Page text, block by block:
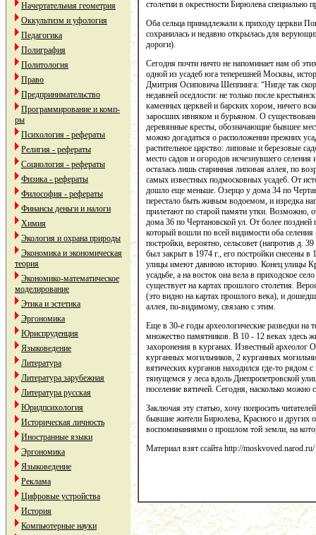
Начертательная геометрия
Оккультизм и уфология
Педагогика
Полиграфия
Политология
Право
Предпринимательство
Программирование и комп-
ры
Психология - рефераты
Религия - рефераты
Социология - рефераты
Физика - рефераты
Философия - рефераты
Финансы деньги и налоги
Химия
Экология и охрана природы
Экономика и экономическая
теория
Экономико-математическое
моделирование
Этика и эстетика
Эргономика
Юриспруденция
Языковедение
Литература
Литература зарубежная
Литература русская
Юридпсихология
Историческая личность
Иностранные языки
Эргономика
Языковедение
Реклама
Цифровые устройства
История
Компьютерные науки
столетии в окрестности Бирюлева специально
Оба сельца принадлежали к приходу церкви
сохранилась и недавно открылась для
дороги).
Сегодня почти ничто не напоминает нам об
одной из усадеб юга теперешней Москвы,
Дмитрия Осиповича Шеппинга: “Нигде так
недавней оседлости: не только после
каменных церквей и барских хором, ничего
заросших ивняком и бурьяном. О
деревянные кресты, обозначающие бывшее
можно догадаться о расположении прежних
растительное царство: липовые и березовые
место садов и огородов исчезнувшего
осталась лишь старинная липовая аллея, по
самых известных подмосковных усадеб. От
дошло еще меньше. Озерцо у дома 34 по
перестало быть живым водоемом, и изредка
прилетают по старой памяти утки. Возможно,
дома 36 по Чертановской ул. От более
который вошли по всей видимости оба селения
постройки, вероятно, сельсовет (напротив д.
был закрыт в 1974 г., его постройки снесены в
улицы имеют давнюю историю. Конец улицы
усадьбе, а на восток она вела в приходское
существует на картах прошлого столетия.
(это видно на картах прошлого века), и
аллея, по-видимому, связано с этим.
Еще в 30-е годы археологические разведки
множество памятников. В 10 - 12 веках здесь
захоронения в курганах. Известный археолог
курганных могильников, 2 курганных
вятических курганов находился где-то
тянущемся у леса вдоль Днепропетровской
поселение вятичей. Сегодня, насколько можно
Заключая эту статью, хочу попросить
бывшие жители Бирюлева, Красного и других
воспоминаниями о прошлом той земли, на
Материал взят ссайта http://moskvoved.narod.ru/